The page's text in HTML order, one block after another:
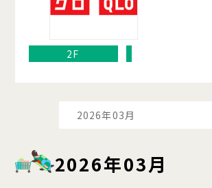
2F
2026年03月
2026年03月